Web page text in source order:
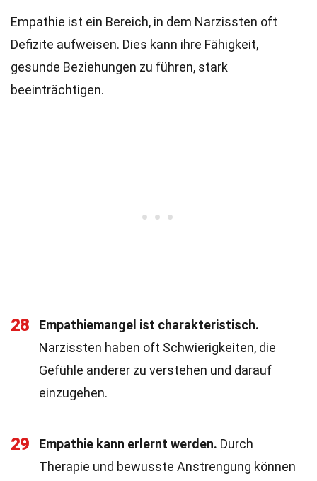
Empathie ist ein Bereich, in dem Narzissten oft
Defizite aufweisen. Dies kann ihre Fähigkeit,
gesunde Beziehungen zu führen, stark
beeinträchtigen.
28
Empathiemangel ist charakteristisch.
Narzissten haben oft Schwierigkeiten, die
Gefühle anderer zu verstehen und darauf
einzugehen.
29 Empathie kann erlernt werden. Durch
Therapie und bewusste Anstrengung können